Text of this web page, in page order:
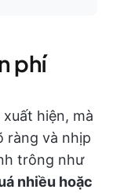
phí
hiện, mà
ràng và nhịp
trông như
nhiều hoặc